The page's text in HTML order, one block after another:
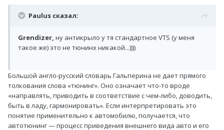
Paulus сказал:
Grendizer, ну антикрыло у тя стандартное VTS (у меня
такое же) это не тюнинх никакой...))))
Большой англо-русский словарь Гальперина не дает прямого
толкования слова «тюнинг». Оно означает что-то вроде
«направлять, приводить в соответствие с чем-либо, доводить,
быть в ладу, гармонировать». Если интерпретировать это
понятие применительно к автомобилю, получается, что
автотюнинг — процесс приведения внешнего вида авто и его